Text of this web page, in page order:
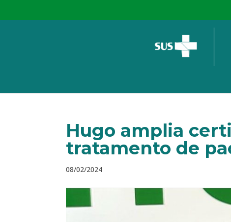
Hugo amplia
tratamento de
08/02/2024